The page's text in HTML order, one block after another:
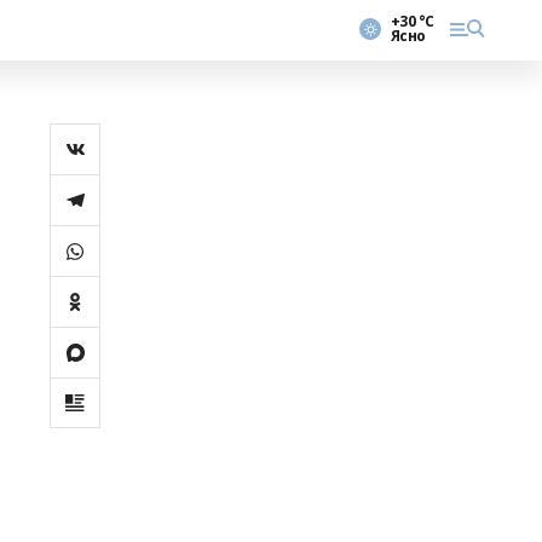
+30 °С
Ясно